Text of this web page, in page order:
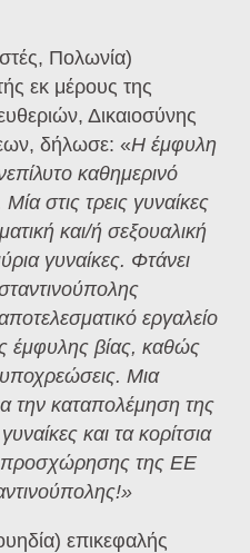
Πολωνία)
εκ μέρους της
Δικαιοσύνης
δήλωσε: «Η έμφυλη
καθημερινό
στις τρεις γυναίκες
και/ή σεξουαλική
γυναίκες. Φτάνει
εργαλείο
έμφυλης βίας, καθώς
υποχρεώσεις. Μια
την καταπολέμηση της
και τα κορίτσια
της ΕΕ
επικεφαλής